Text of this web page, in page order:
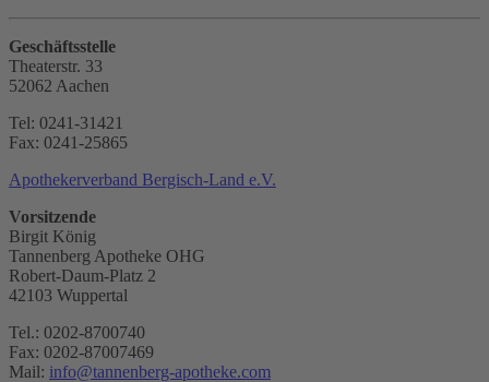
Geschäftsstelle
Theaterstr. 33
52062 Aachen
Tel: 0241-31421
Fax: 0241-25865
Apothekerverband Bergisch-Land e.V.
Vorsitzende
Birgit König
Tannenberg Apotheke OHG
Robert-Daum-Platz 2
42103 Wuppertal
Tel.: 0202-8700740
Fax: 0202-87007469
Mail: info@tannenberg-apotheke.com